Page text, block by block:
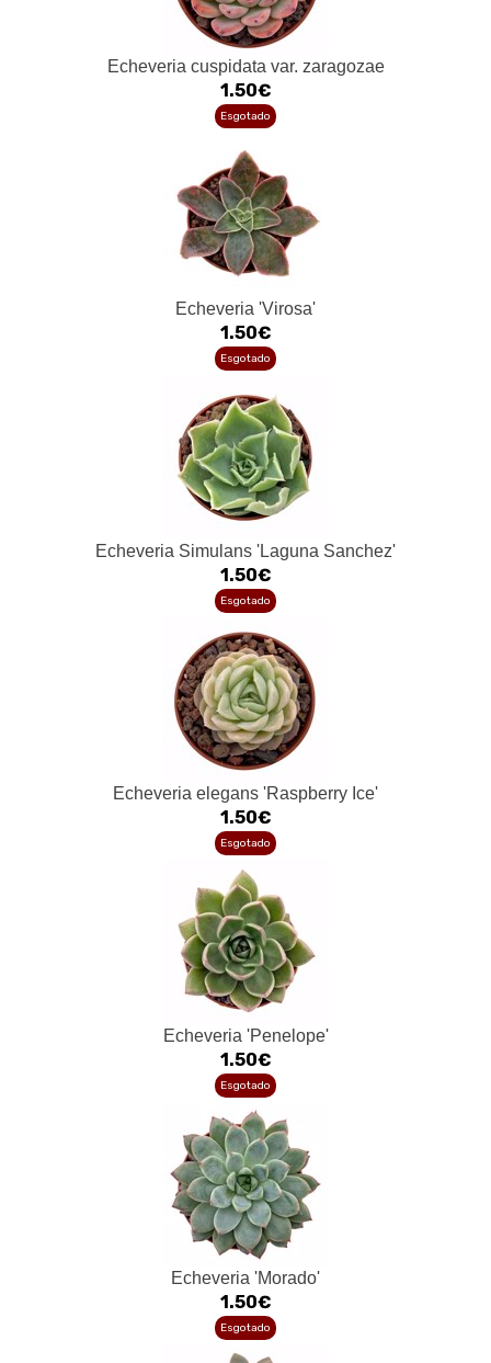
Echeveria cuspidata var. zaragozae
1.50€
Esgotado
Echeveria 'Virosa'
1.50€
Esgotado
Echeveria Simulans 'Laguna Sanchez'
1.50€
Esgotado
Echeveria elegans 'Raspberry Ice'
1.50€
Esgotado
Echeveria 'Penelope'
1.50€
Esgotado
Echeveria 'Morado'
1.50€
Esgotado